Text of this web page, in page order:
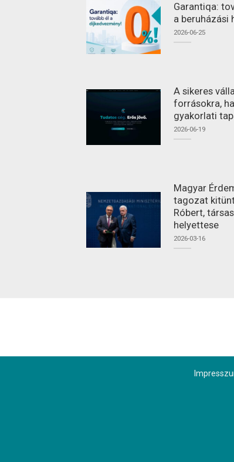
Garantiqa:
a beruházási
2026-06-25
A sikeres
forrásokra,
gyakorlati
2026-06-19
Magyar
tagozat
Róbert,
helyettese
2026-03-16